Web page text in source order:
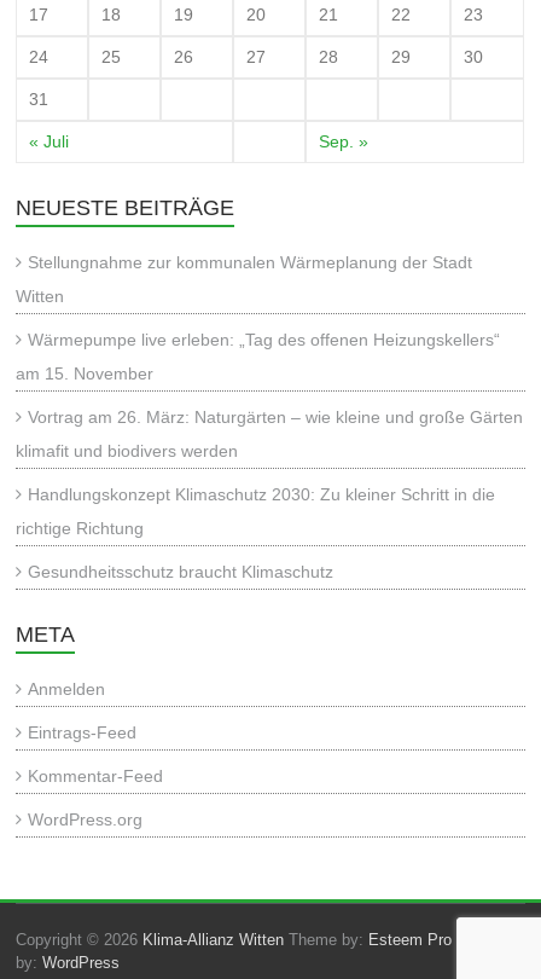
17 18 19 20 21 22 23
24 25 26 27 28 29 30
31
« Juli Sep. »
NEUESTE BEITRÄGE
Stellungnahme zur kommunalen Wärmeplanung der Stadt
Witten
Wärmepumpe live erleben: „Tag des offenen Heizungskellers“
am 15. November
Vortrag am 26. März: Naturgärten – wie kleine und große Gärten
klimafit und biodivers werden
Handlungskonzept Klimaschutz 2030: Zu kleiner Schritt in die
richtige Richtung
Gesundheitsschutz braucht Klimaschutz
META
Anmelden
Eintrags-Feed
Kommentar-Feed
WordPress.org
Copyright © 2026 Klima-Allianz Witten Theme by: Esteem Pro
by:WordPress